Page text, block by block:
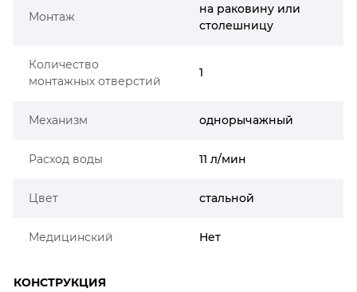
Монтаж
на раковину или
столешницу
Количество
монтажных отверстий
1
Механизм однорычажный
Расход воды 11 л/мин
Цвет стальной
Медицинский Нет
КОНСТРУКЦИЯ